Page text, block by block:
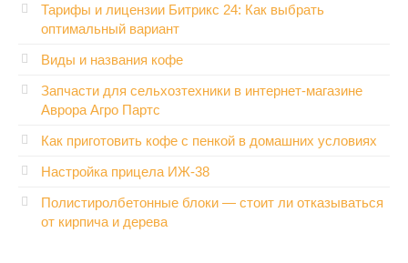
Тарифы и лицензии Битрикс 24: Как выбрать
оптимальный вариант
Виды и названия кофе
Запчасти для сельхозтехники в интернет-магазине
Аврора Агро Партс
Как приготовить кофе с пенкой в домашних условиях
Настройка прицела ИЖ‑38
Полистиролбетонные блоки — стоит ли отказываться
от кирпича и дерева